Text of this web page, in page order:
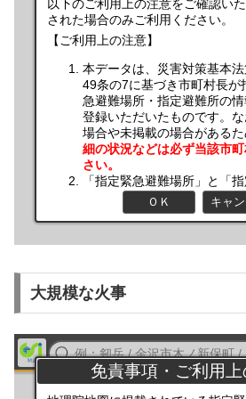
大規模な火事